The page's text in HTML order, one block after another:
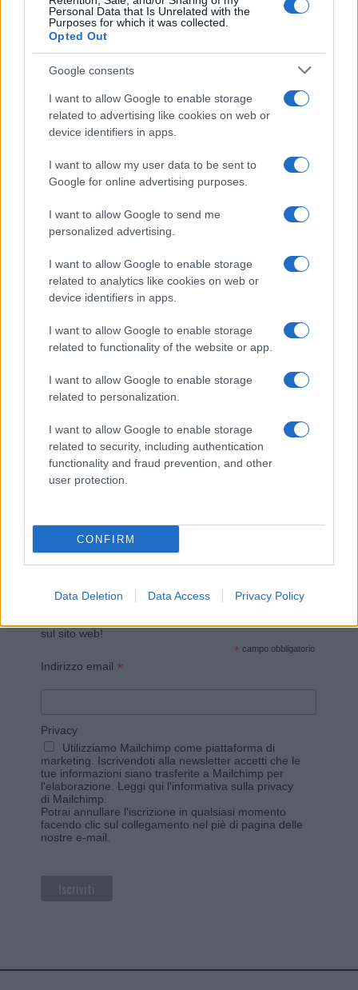
Personal Data that Is Unrelated with the
Purposes for which it was collected.
Opted Out
Google consents
I want to allow Google to enable storage
related to advertising like cookies on web or
device identifiers in apps.
I want to allow my user data to be sent to
Google for online advertising purposes.
I want to allow Google to send me
personalized advertising.
I want to allow Google to enable storage
related to analytics like cookies on web or
device identifiers in apps.
I want to allow Google to enable storage
related to functionality of the website or app.
I want to allow Google to enable storage
related to personalization.
I want to allow Google to enable storage
related to security, including authentication
functionality and fraud prevention, and other
user protection.
CONFIRM
Data Deletion Data Access Privacy Policy
I nostri cari
I nostri cari
Giovannimaria Cabras
Invia un Comunicato Stampa Pubblicità
sul sito web!
* campo obbligatorio
Indirizzo email *
Privacy
Utilizziamo Mailchimp come piattaforma di
marketing. Iscrivendoti alla newsletter accetti che le
tue informazioni siano trasferite a Mailchimp per
l'elaborazione. Leggi qui l'informativa sulla privacy
di Mailchimp
Potrai annullare l'iscrizione in qualsiasi momento
facendo clic sul collegamento nel piè di pagina delle
nostre e-mail.